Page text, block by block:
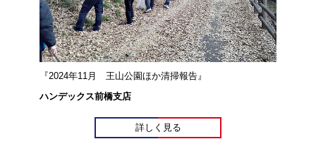
『2024年11月 王山公園ほか清掃報告』
ハンデックス前橋支店
詳しく見る